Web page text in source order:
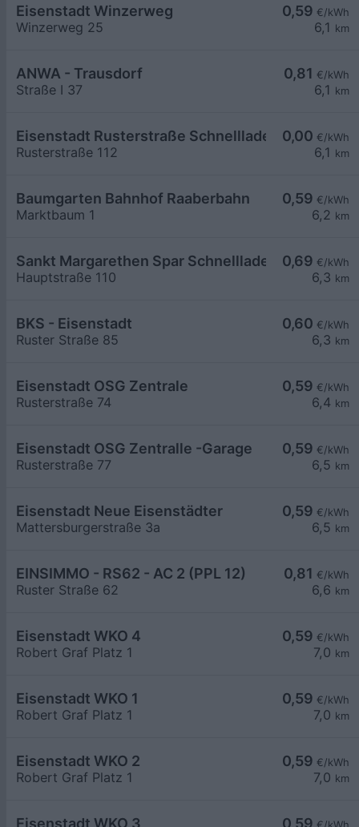
0,59 €/kWh
6,1 km
Eisenstadt Winzerweg
Winzerweg 25
0,81 €/kWh
6,1 km
ANWA - Trausdorf
Straße I 37
0,00 €/kWh
6,1 km
Eisenstadt Rusterstraße Schnelllader EZE
Rusterstraße 112
0,59 €/kWh
6,2 km
Baumgarten Bahnhof Raaberbahn
Marktbaum 1
0,69 €/kWh
6,3 km
Sankt Margarethen Spar Schnelllader DC150
Hauptstraße 110
0,60 €/kWh
6,3 km
BKS - Eisenstadt
Ruster Straße 85
0,59 €/kWh
6,4 km
Eisenstadt OSG Zentrale
Rusterstraße 74
0,59 €/kWh
6,5 km
Eisenstadt OSG Zentralle -Garage
Rusterstraße 77
0,59 €/kWh
6,5 km
Eisenstadt Neue Eisenstädter
Mattersburgerstraße 3a
0,81 €/kWh
6,6 km
EINSIMMO - RS62 - AC 2 (PPL 12)
Ruster Straße 62
0,59 €/kWh
7,0 km
Eisenstadt WKO 4
Robert Graf Platz 1
0,59 €/kWh
7,0 km
Eisenstadt WKO 1
Robert Graf Platz 1
0,59 €/kWh
7,0 km
Eisenstadt WKO 2
Robert Graf Platz 1
0,59
Eisenstadt WKO 3